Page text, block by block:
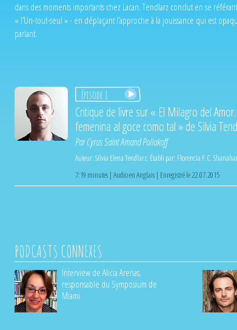
dans des moments importants chez Lacan. Tendlarz conclut en se
« l’Un-tout-seul » - en déplaçant l’approche à la jouissance qui est
parlant.
Épisode 1
Critique de livre sur « El Milagro del
femenina al goce como tal » de Silvia
ParCyrus Saint Amand Poliakoff
Auteur:Silvia Elena Tendlarz; Établi par: Florencia F.C.
7:19 minutes | Audio en Anglais | Enregistré le 22.07.2015
PODCASTS CONNEXES
Interview de Alicia Arenas,
responsable du Symposium de
Miami